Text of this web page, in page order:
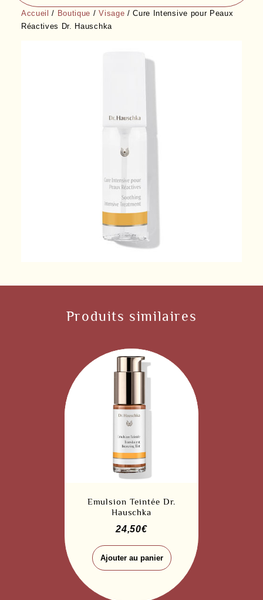
Accueil / Boutique /Visage / Cure Intensive pour Peaux
Réactives Dr. Hauschka
Produits similaires
Emulsion Teintée Dr.
Hauschka
24,50€
Ajouter au panier